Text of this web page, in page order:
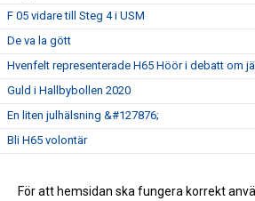
F 05 vidare till Steg 4 i USM
De va la gött
Hvenfelt representerade H65 Höör i debatt om
Guld i Hallbybollen 2020
En liten julhälsning &#127876;
Bli H65 volontär
Flickor A vidare till Steg 3 i USM
För att hemsidan ska fungera korrekt